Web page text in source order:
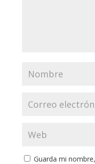
Guarda mi